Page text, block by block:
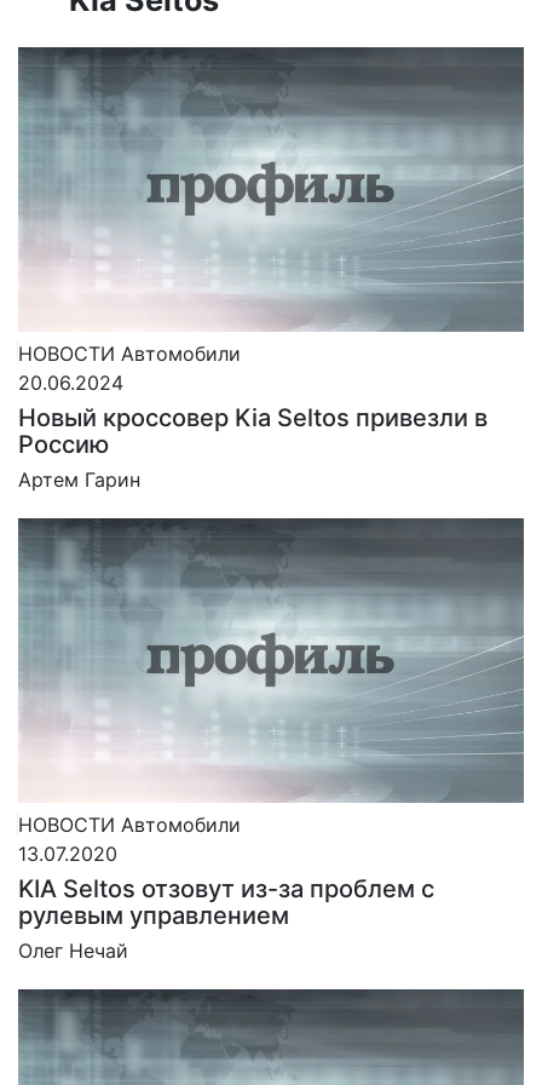
НОВОСТИ Автомобили
20.06.2024
Новый кроссовер Kia Seltos привезли в
Россию
Артем Гарин
НОВОСТИ Автомобили
13.07.2020
KIA Seltos отзовут из-за проблем с
рулевым управлением
Олег Нечай